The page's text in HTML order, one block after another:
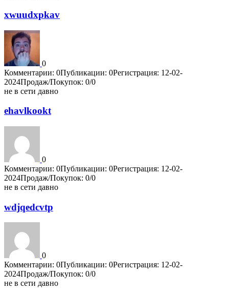
xwuudxpkav
0
Комментарии: 0Публикации: 0Регистрация: 12-02-
2024Продаж/Покупок: 0/0
не в сети давно
ehavlkookt
0
Комментарии: 0Публикации: 0Регистрация: 12-02-
2024Продаж/Покупок: 0/0
не в сети давно
wdjqedcvtp
0
Комментарии: 0Публикации: 0Регистрация: 12-02-
2024Продаж/Покупок: 0/0
не в сети давно